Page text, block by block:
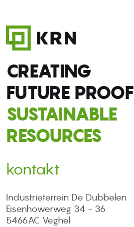
CREATING
FUTURE PROOF
SUSTAINABLE
RESOURCES
kontakt
Industrieterrein De Dubbelen
Eisenhowerweg 34 - 36
5466AC Veghel